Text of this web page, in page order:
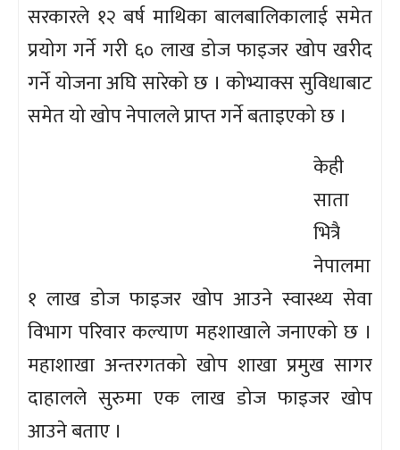
सरकारले १२ बर्ष माथिका बालबालिकालाई समेत
प्रयोग गर्ने गरी ६० लाख डोज फाइजर खोप खरीद
गर्ने योजना अघि सारेको छ । कोभ्याक्स सुविधाबाट
समेत यो खोप नेपालले प्राप्त गर्ने बताइएको छ ।
केही
साता
भित्रै
नेपालमा
१ लाख डोज फाइजर खोप आउने स्वास्थ्य सेवा
विभाग परिवार कल्याण महशाखाले जनाएको छ ।
महाशाखा अन्तरगतको खोप शाखा प्रमुख सागर
दाहालले सुरुमा एक लाख डोज फाइजर खोप
आउने बताए ।